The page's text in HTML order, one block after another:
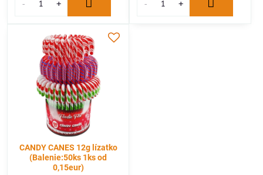
CANDY CANES 12g lízatko
(Balenie:50ks 1ks od
0,15eur)